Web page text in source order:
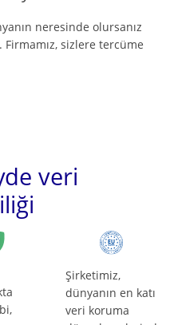
neresinde olursanız
Firmamız, sizlere tercüme
veri
Şirketimiz,
dünyanın en katı
veri koruma